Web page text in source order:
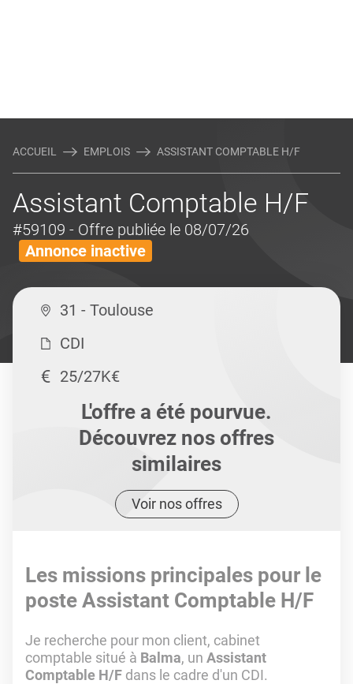
ACCUEIL EMPLOIS ASSISTANT COMPTABLE H/F
Assistant Comptable H/F
#59109 - Offre publiée le 08/07/26
Annonce inactive
31 - Toulouse
CDI
25/27K€
L'offre a été pourvue.
Découvrez nos offres
similaires
Voir nos offres
Les missions principales pour le
poste Assistant Comptable H/F
Je recherche pour mon client, cabinet
comptable situé à Balma, un Assistant
Comptable H/F dans le cadre d'un CDI.